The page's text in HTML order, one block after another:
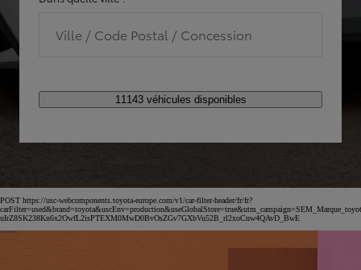
Ville / Code Postal / Concession
11143 véhicules disponibles
POST https://usc-webcomponents.toyota-europe.com/v1/car-filter-header/fr/fr?
uIrZ8SK238Kn6x2OwfL2isPTEXM0MwD0BvOsZGv7GXbVu52B_rl2xoCnw4QAvD_BwE